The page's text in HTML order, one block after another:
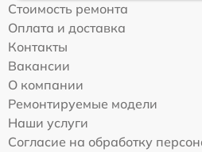
Стоимость ремонта
Оплата и доставка
Контакты
Вакансии
О компании
Ремонтируемые модели
Наши услуги
Согласие на обработку